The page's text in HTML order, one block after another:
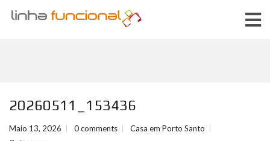
20260511_153436
Maio 13, 2026 0 comments
Casa em Porto Santo